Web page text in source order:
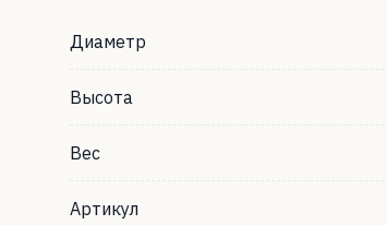
Диаметр
Высота
Вес
Артикул